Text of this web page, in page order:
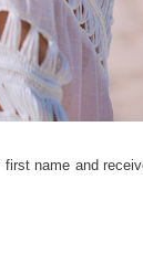
name and